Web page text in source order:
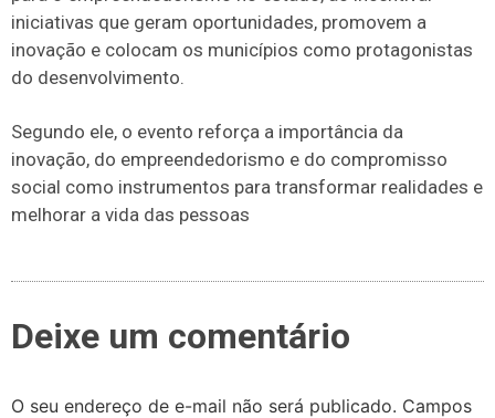
iniciativas que geram oportunidades, promovem a
inovação e colocam os municípios como protagonistas
do desenvolvimento.
Segundo ele, o evento reforça a importância da
inovação, do empreendedorismo e do compromisso
social como instrumentos para transformar realidades e
melhorar a vida das pessoas
Deixe um comentário
O seu endereço de e-mail não será publicado. Campos